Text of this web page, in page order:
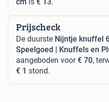
cm is € 13.
Prijscheck
De duurste Nijntje knuffel
Speelgoed | Knuffels en
aangeboden voor€ 70,
€ 1 stond.